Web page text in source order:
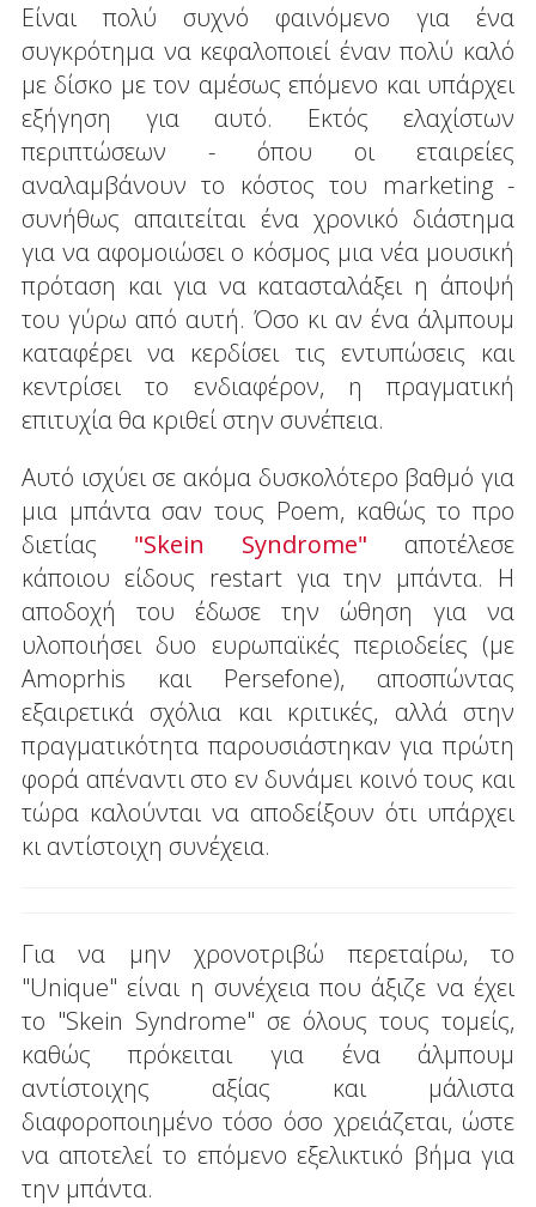
Είναι πολύ συχνό φαινόμενο για ένα
συγκρότημα να κεφαλοποιεί έναν πολύ καλό
με δίσκο με τον αμέσως επόμενο και υπάρχει
εξήγηση για αυτό. Εκτός ελαχίστων
περιπτώσεων - όπου οι εταιρείες
αναλαμβάνουν το κόστος του marketing -
συνήθως απαιτείται ένα χρονικό διάστημα
για να αφομοιώσει ο κόσμος μια νέα μουσική
πρόταση και για να κατασταλάξει η άποψή
του γύρω από αυτή. Όσο κι αν ένα άλμπουμ
καταφέρει να κερδίσει τις εντυπώσεις και
κεντρίσει το ενδιαφέρον, η πραγματική
επιτυχία θα κριθεί στην συνέπεια.
Αυτό ισχύει σε ακόμα δυσκολότερο βαθμό για
μια μπάντα σαν τους Poem, καθώς τo προ
διετίας "Skein Syndrome" αποτέλεσε
κάποιου είδους restart για την μπάντα. Η
αποδοχή του έδωσε την ώθηση για να
υλοποιήσει δυο ευρωπαϊκές περιοδείες (με
Amoprhis και Persefone), αποσπώντας
εξαιρετικά σχόλια και κριτικές, αλλά στην
πραγματικότητα παρουσιάστηκαν για πρώτη
φορά απέναντι στο εν δυνάμει κοινό τους και
τώρα καλούνται να αποδείξουν ότι υπάρχει
κι αντίστοιχη συνέχεια.
Για να μην χρονοτριβώ περεταίρω, το
"Unique" είναι η συνέχεια που άξιζε να έχει
το "Skein Syndrome" σε όλους τους τομείς,
καθώς πρόκειται για ένα άλμπουμ
αντίστοιχης αξίας και μάλιστα
διαφοροποιημένο τόσο όσο χρειάζεται, ώστε
να αποτελεί το επόμενο εξελικτικό βήμα για
την μπάντα.